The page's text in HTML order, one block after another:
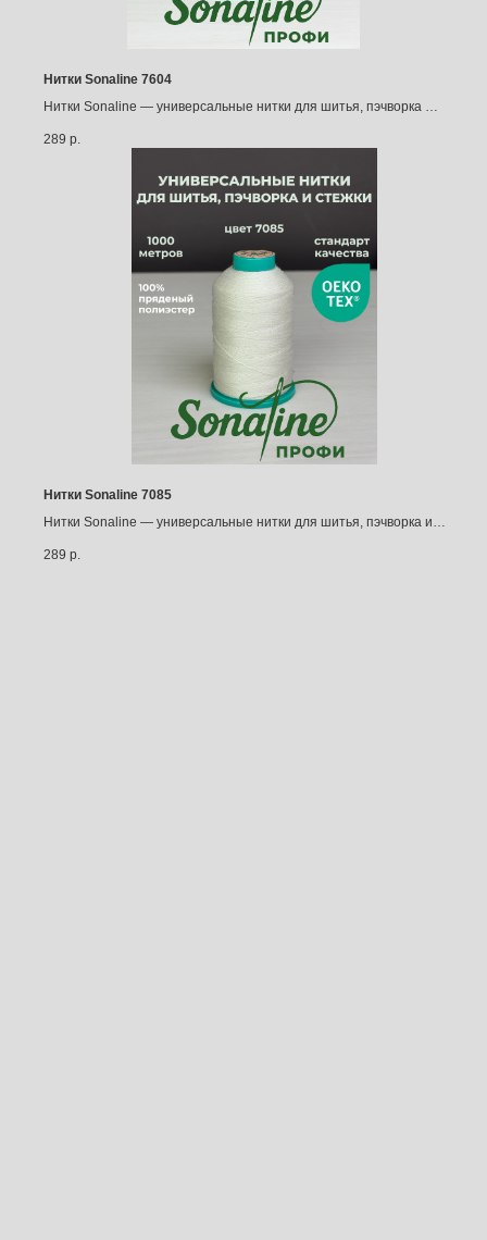
Нитки Sonaline 7604
Нитки Sonaline — универсальные нитки для шитья, пэчворка и
289 р.
Нитки Sonaline 7085
Нитки Sonaline — универсальные нитки для шитья, пэчворка и
289 р.